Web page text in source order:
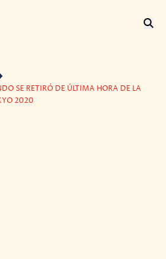
SE RETIRÓ DE ÚLTIMA HORA DE LA
2020